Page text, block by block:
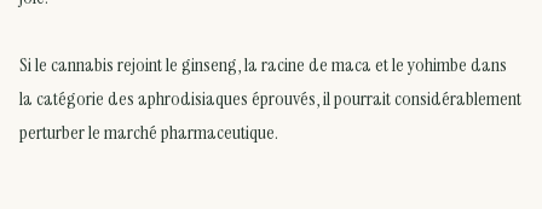
Si le cannabis rejoint le ginseng, la racine de maca et le yohimbe dans
la catégorie des aphrodisiaques éprouvés, il pourrait considérablement
perturber le marché pharmaceutique.